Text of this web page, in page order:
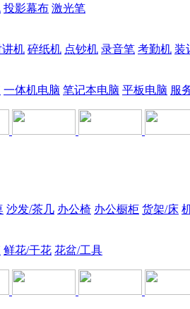
投影幕布 激光笔
讲机 碎纸机 点钞机 录音笔 考勤机 装
一体机电脑 笔记本电脑 平板电脑 服
沙发/茶几 办公椅 办公橱柜 货架/床
鲜花/干花 花盆/工具